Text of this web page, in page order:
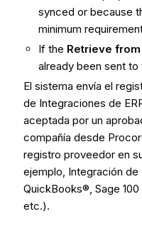
synced or because
minimum
If the Retrieve from
already been sent to
El sistema envía el
de Integraciones de
aceptada por un
compañía desde
registro proveedor en
ejemplo, Integración
QuickBooks®, Sage
etc.).